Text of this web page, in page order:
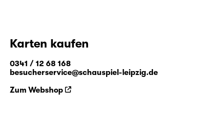
Karten kaufen
0341 / 12 68 168
besucherservice@schauspiel-leipzig.de
Zum Webshop